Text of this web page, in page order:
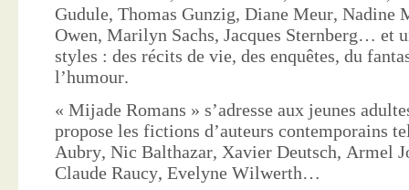
Gudule, Thomas Gunzig, Diane Meur, Nadine
Owen, Marilyn Sachs, Jacques Sternberg… et
styles : des récits de vie, des enquêtes, du
l’humour.
« Mijade Romans » s’adresse aux jeunes
propose les fictions d’auteurs contemporains
Aubry, Nic Balthazar, Xavier Deutsch, Armel
Claude Raucy, Evelyne Wilwerth…